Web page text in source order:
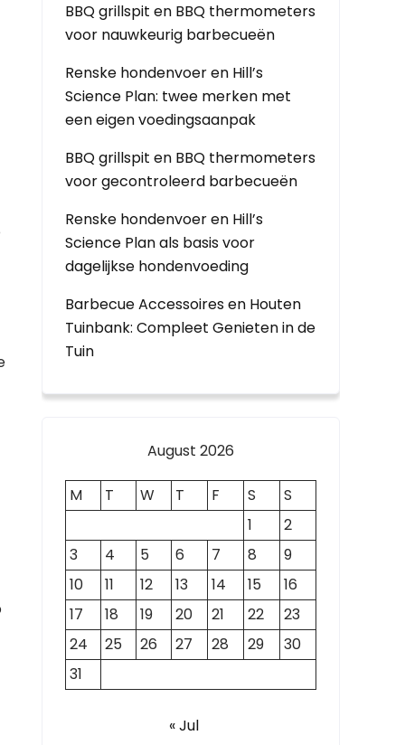
BBQ grillspit en BBQ thermometers
voor nauwkeurig barbecueën
Renske hondenvoer en Hill’s
Science Plan: twee merken met
een eigen voedingsaanpak
BBQ grillspit en BBQ thermometers
voor gecontroleerd barbecueën
Renske hondenvoer en Hill’s
Science Plan als basis voor
dagelijkse hondenvoeding
Barbecue Accessoires en Houten
Tuinbank: Compleet Genieten in de
Tuin
August 2026
M T W T F S
S
1
2
3
4 5 6 7 8
9
10
11 12 13 14 15
16
17
18 19 20 21 22
23
24
25 26 27 28 29
30
31
« Jul